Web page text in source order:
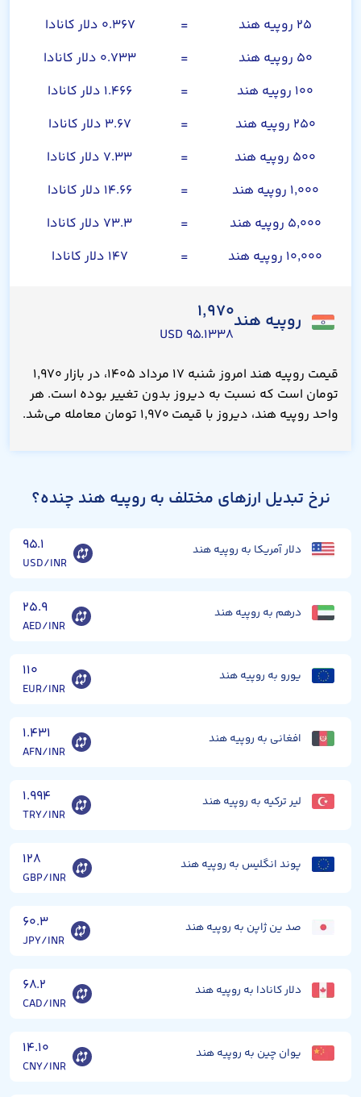
۲۵ روپیه هند
=
۰.۳۶۷ دلار کانادا
۵۰ روپیه هند
=
۰.۷۳۳ دلار کانادا
۱۰۰ روپیه هند
=
۱.۴۶۶ دلار کانادا
۲۵۰ روپیه هند
=
۳.۶۷ دلار کانادا
۵۰۰ روپیه هند
=
۷.۳۳ دلار کانادا
۱,۰۰۰ روپیه هند
=
۱۴.۶۶ دلار کانادا
۵,۰۰۰ روپیه هند
=
۷۳.۳ دلار کانادا
۱۰,۰۰۰ روپیه هند
= ۱۴۷ دلار کانادا
روپیه هند۱,۹۷۰
۹۵.۱۳۳۸ USD
قیمت روپیه هند امروز شنبه ۱۷ مرداد ۱۴۰۵، در بازار ۱,۹۷۰
تومان است که نسبت به دیروز بدون تغییر بوده است. هر
واحد روپیه هند، دیروز با قیمت ۱,۹۷۰ تومان معامله می‌شد.
نرخ تبدیل ارزهای مختلف به روپیه هند چنده؟
دلار آمریکا به روپیه هند ۹۵.۱
USD/INR
درهم به روپیه هند ۲۵.۹
AED/INR
یورو به روپیه هند ۱۱۰
EUR/INR
افغانی به روپیه هند ۱.۴۳۱
AFN/INR
لیر ترکیه به روپیه هند ۱.۹۹۴
TRY/INR
پوند انگلیس به روپیه هند ۱۲۸
GBP/INR
صد ین ژاپن به روپیه هند ۶۰.۳
JPY/INR
دلار کانادا به روپیه هند ۶۸.۲
CAD/INR
یوان چین به روپیه هند ۱۴.۱۰
CNY/INR